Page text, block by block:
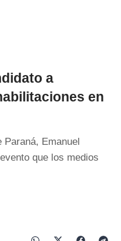
a
en
Paraná, Emanuel
que los medios